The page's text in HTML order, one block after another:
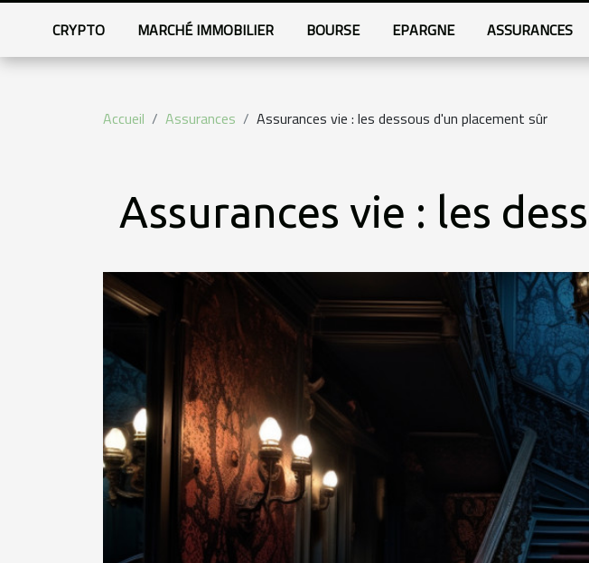
CRYPTO MARCHÉ IMMOBILIER BOURSE EPARGNE ASSURANCES
Accueil Assurances Assurances vie : les dessous d'un placement sûr
Assurances vie : les